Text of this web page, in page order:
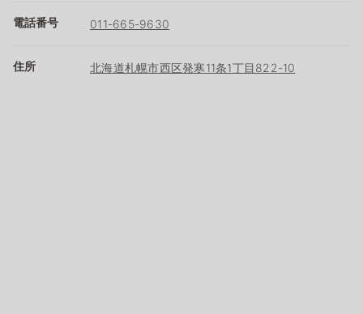
電話番号 011-665-9630
住所 北海道札幌市西区発寒11条1丁目822-10